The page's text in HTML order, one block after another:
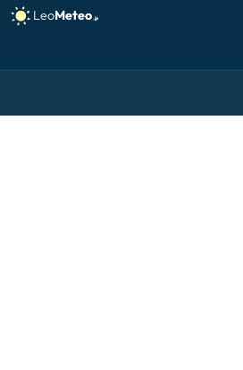
ICON モデル -